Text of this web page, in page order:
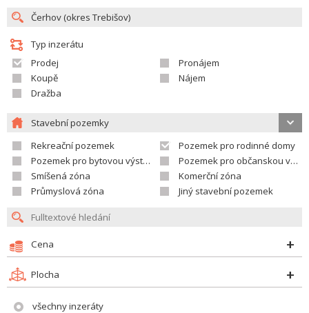
Typ inzerátu
Prodej
Pronájem
Koupě
Nájem
Dražba
Stavební pozemky
Rekreační pozemek
Pozemek pro rodinné domy
Pozemek pro bytovou výstavbu
Pozemek pro občanskou vybavenost
Smíšená zóna
Komerční zóna
Průmyslová zóna
Jiný stavební pozemek
Cena
Plocha
všechny inzeráty